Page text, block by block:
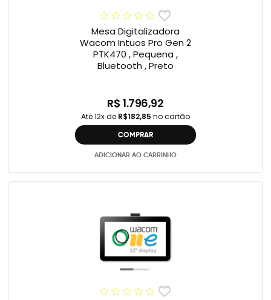
Mesa Digitalizadora
Wacom Intuos Pro Gen 2
PTK470 , Pequena ,
Bluetooth , Preto
R$ 1.796,92
Até 12x de R$182,85 no cartão
COMPRAR
ADICIONAR AO CARRINHO